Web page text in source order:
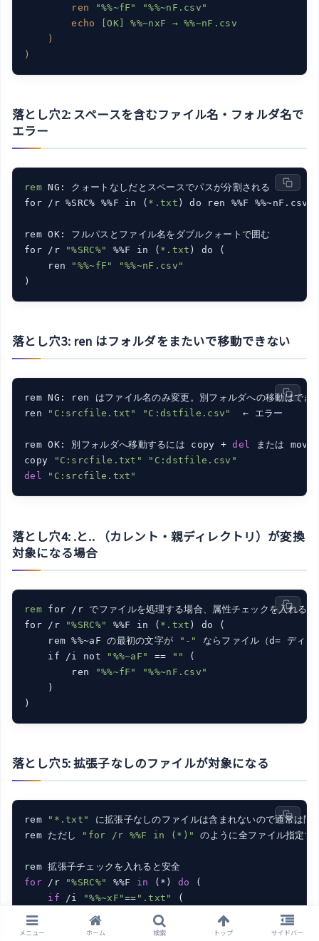
ren
"%%~fF" "%%~nF.csv"
echo
[OK] %%~nxF → %%~nF.csv
)
)
落とし穴2: スペースを含むファイル名・フォルダ名で
エラー
rem NG: クォートなしだとスペースでパスが分割される
for /r %SRC% %%F in ( *.txt ) do ren %%F %%~nF.csv
rem OK: フルパスとファイル名をダブルクォートで囲む
for /r
"%SRC%" %%F in ( *.txt ) do (
    ren
"%%~fF"
"%%~nF.csv"
)
落とし穴3: ren はフォルダをまたいで移動できない
rem NG: ren はファイル名のみ変更。別フォルダへの移動はでき
ren
"C:srcfile.txt" "C:dstfile.csv"
  ← エラー
rem OK: 別フォルダへ移動するには copy + del または move
copy
"C:srcfile.txt"
"C:dstfile.csv"
del
"C:srcfile.txt"
落とし穴4: .と.. （カレント・親ディレクトリ）が変換
対象になる場合
rem for /r でファイルを処理する場合、属性チェックを入れると
for /r
"%SRC%" %%F in ( *.txt ) do (
    rem %%~aF の最初の文字が
"-"
ならファイル（d= ディレ
    if /i not
"%%~aF" == ""
(
        ren
"%%~fF"
"%%~nF.csv"
    )
)
落とし穴5: 拡張子なしのファイルが対象になる
rem "*.txt"
に拡張子なしのファイルは含まれないので通常は問
rem ただし
"for /r %%F in (*)" のように全ファイル指定す
for /r "%SRC%" %%F in (*) do (
if /i "%%~xF"== ".txt"
(
        ren
"%%~fF"
"%%~nF.csv"
    )
メニュー ホーム 検索 トップ サイドバー